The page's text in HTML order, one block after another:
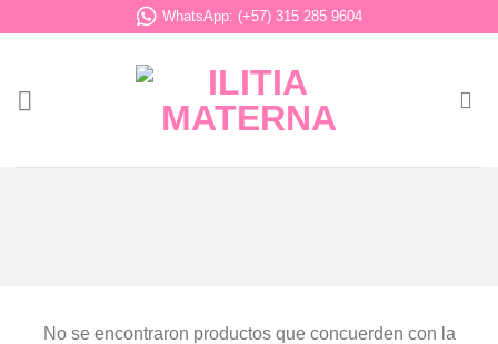
WhatsApp: (+57) 315 285 9604
No se encontraron productos que concuerden con la